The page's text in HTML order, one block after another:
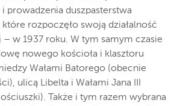
prowadzenia duszpasterstwa
rozpoczęło swoją działalność
– w 1937 roku. W tym samym czasie
nowego kościoła i klasztoru
Wałami Batorego (obecnie
ulicą Libelta i Wałami Jana III
Także i tym razem wybrana